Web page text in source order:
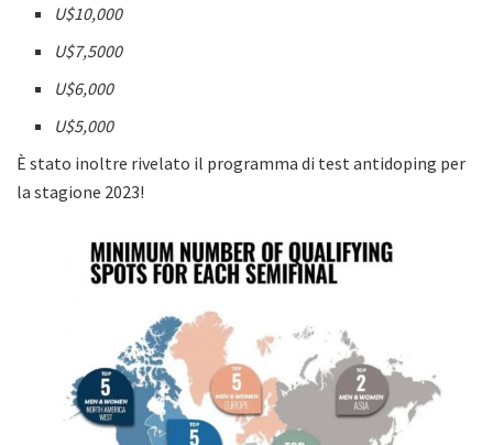
U$10,000
U$7,5000
U$6,000
U$5,000
È stato inoltre rivelato il programma di test antidoping per
la stagione 2023!